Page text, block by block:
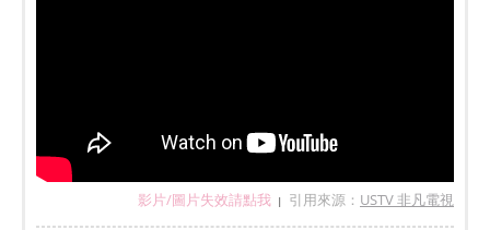
影片/圖片失效請點我 | 引用來源： USTV 非凡電視